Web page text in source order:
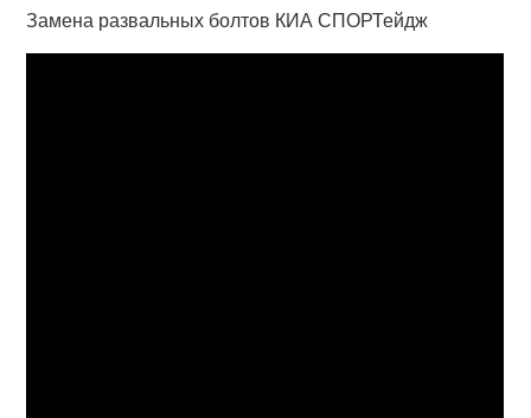
Замена развальных болтов КИА СПОРТейдж